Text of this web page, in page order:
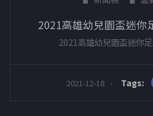
2021高雄幼兒園盃迷你
2021高雄幼兒園盃迷你
2021-12-18 Tags: